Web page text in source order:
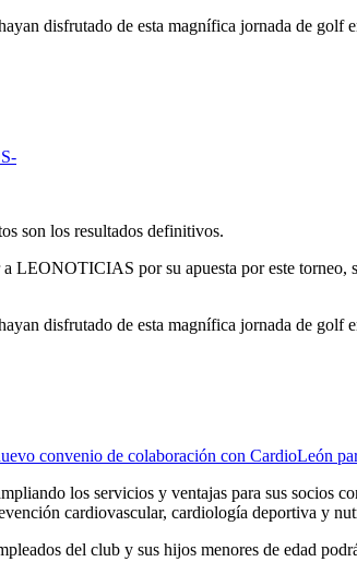
disfrutado de esta magnífica jornada de golf
son los resultados definitivos.
LEONOTICIAS por su apuesta por este
disfrutado de esta magnífica jornada de golf
convenio de colaboración con CardioLeón
los servicios y ventajas para sus socios
cardiovascular, cardiología deportiva y
del club y sus hijos menores de edad